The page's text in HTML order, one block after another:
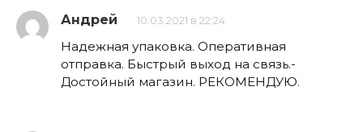
Андрей 10.03.2021 в 22:24
Надежная упаковка. Оперативная
отправка. Быстрый выход на связь.-
Достойный магазин. РЕКОМЕНДУЮ.